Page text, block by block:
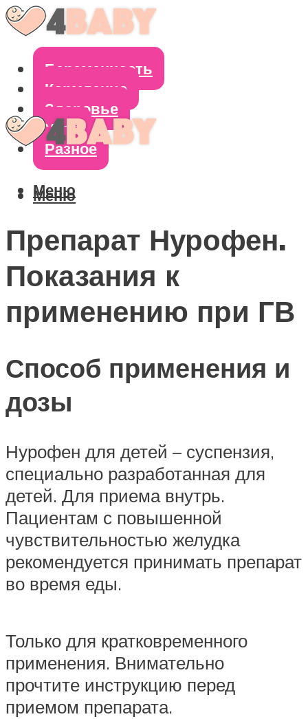
Беременность
Кормление
Здоровье
Уход
Разное
Меню
Меню
Препарат Нурофен.
Показания к
применению при ГВ
Способ применения и
дозы
Нурофен для детей – суспензия,
специально разработанная для
детей. Для приема внутрь.
Пациентам с повышенной
чувствительностью желудка
рекомендуется принимать препарат
во время еды.
Только для кратковременного
применения. Внимательно
прочтите инструкцию перед
приемом препарата.